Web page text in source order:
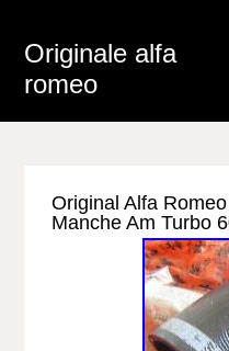
Originale alfa
romeo
Original Alfa
Manche Am Turbo